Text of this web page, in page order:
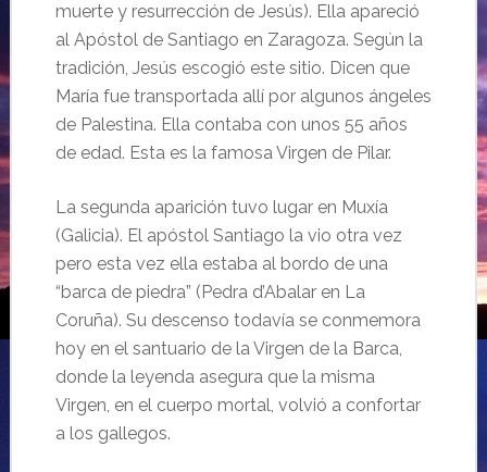
muerte y resurrección de Jesús). Ella apareció
al Apóstol de Santiago en Zaragoza. Según la
tradición, Jesús escogió este sitio. Dicen que
María fue transportada allí por algunos ángeles
de Palestina. Ella contaba con unos 55 años
de edad. Esta es la famosa Virgen de Pilar.
La segunda aparición tuvo lugar en Muxía
(Galicia). El apóstol Santiago la vio otra vez
pero esta vez ella estaba al bordo de una
“barca de piedra” (Pedra d’Abalar en La
Coruña). Su descenso todavía se conmemora
hoy en el santuario de la Virgen de la Barca,
donde la leyenda asegura que la misma
Virgen, en el cuerpo mortal, volvió a confortar
a los gallegos.